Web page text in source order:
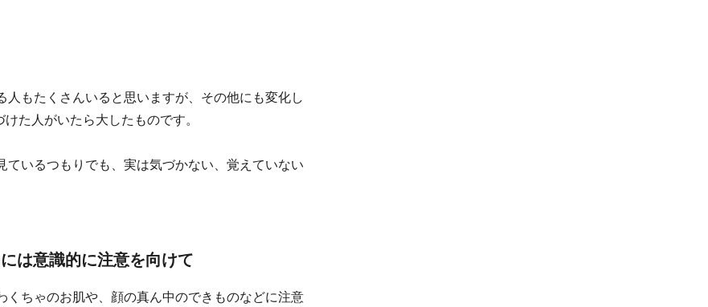
もたくさんいると思いますが、その他にも変化し
た人がいたら大したものです。
いるつもりでも、実は気づかない、覚えていない
は意識的に注意を向けて
ちゃのお肌や、顔の真ん中のできものなどに注意